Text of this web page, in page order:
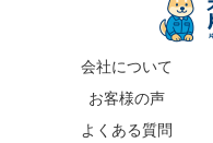
会社について
お客様の声
よくある質問